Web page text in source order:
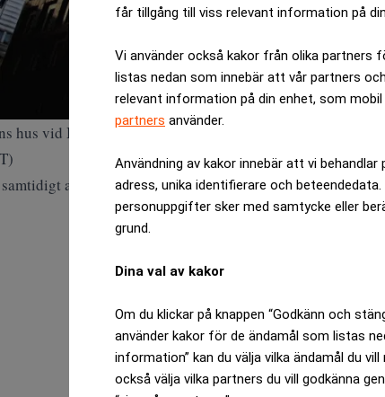
får tillgång till viss relevant information på
Vi använder också kakor från olika partners
listas nedan som innebär att vår partners
relevant information på din enhet, som
partners använder.
Användning av kakor innebär att vi
adress, unika identifierare och beteendedata.
personuppgifter sker med samtycke eller
grund.
Dina val av kakor
Om du klickar på knappen “Godkänn och
använder kakor för de ändamål som listas
information” kan du välja vilka ändamål du vill
också välja vilka partners du vill godkänna
hus vid Brunkebergstorg tas besluten som kan få stora
att inflationen nu ser ut att falla tillbaka och att